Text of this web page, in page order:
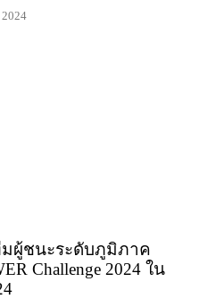
2024
ผู้ชนะระดับภูมิภาค
Challenge 2024 ใน